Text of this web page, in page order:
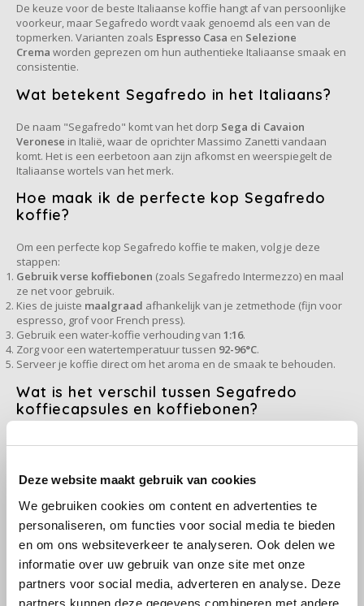
Deze website maakt gebruik van cookies
We gebruiken cookies om content en advertenties te
personaliseren, om functies voor social media te bieden
en om ons websiteverkeer te analyseren. Ook delen we
informatie over uw gebruik van onze site met onze
partners voor social media, adverteren en analyse. Deze
partners kunnen deze gegevens combineren met andere
Nestlé - Nescafé
Paranà Caffè
Pellini
Piacetto
SAS
Segafredo
Swisso Kaffee
TikTak
De keuze voor de beste Italiaanse koffie hangt af van persoonlijke
voorkeur, maar Segafredo wordt vaak genoemd als een van de
topmerken. Varianten zoals Espresso Casa en Selezione
Crema worden geprezen om hun authentieke Italiaanse smaak en
consistentie.
Wat betekent Segafredo in het Italiaans?
De naam "Segafredo" komt van het dorp Sega di Cavaion
Veronese in Italië, waar de oprichter Massimo Zanetti vandaan
komt. Het is een eerbetoon aan zijn afkomst en weerspiegelt de
Italiaanse wortels van het merk.
Hoe maak ik de perfecte kop Segafredo
koffie?
Om een perfecte kop Segafredo koffie te maken, volg je deze
stappen:
Gebruik verse koffiebonen (zoals Segafredo Intermezzo) en maal
ze net voor gebruik.
Kies de juiste maalgraad afhankelijk van je zetmethode (fijn voor
espresso, grof voor French press).
Gebruik een water-koffie verhouding van 1:16.
Zorg voor een watertemperatuur tussen 92-96°C.
Serveer je koffie direct om het aroma en de smaak te behouden.
Wat is het verschil tussen Segafredo
koffiecapsules en koffiebonen?
kunt ze zelf malen naar wens en gebruiken in espressomachines of
Hoe lang blijft Segafredo koffie vers?
De versheid van koffie hangt af van de verpakking en opslag:
Ongeopend:Tot 12 maanden, dankzij luchtdichte verpakkingen.
Geopend:
Tot 4 weken, mits bewaard in een luchtdichte container op
een koele, droge plaats.